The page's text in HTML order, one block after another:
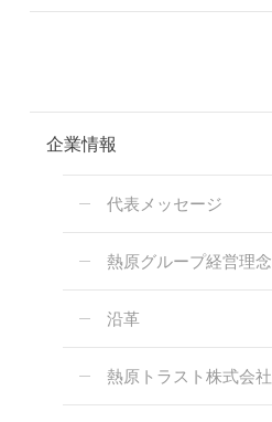
企業情報
代表メッセージ
熱原グループ経営理念
沿革
熱原トラスト株式会社